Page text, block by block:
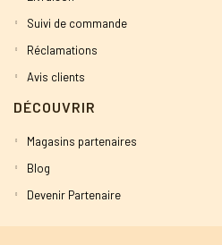
Suivi de commande
Réclamations
Avis clients
DÉCOUVRIR
Magasins partenaires
Blog
Devenir Partenaire